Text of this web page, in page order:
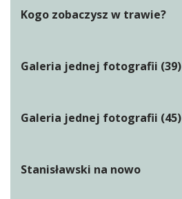
Kogo zobaczysz w trawie?
Galeria jednej fotografii (39)
Galeria jednej fotografii (45)
Stanisławski na nowo